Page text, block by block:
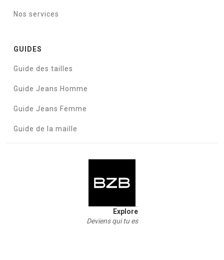
Nos services
GUIDES
Guide des tailles
Guide Jeans Homme
Guide Jeans Femme
Guide de la maille
Explore
Deviens qui tu es